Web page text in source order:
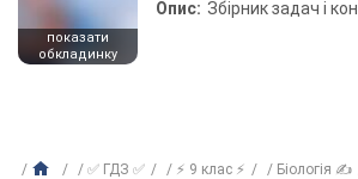
показати
обкладинку
Опис: Збірник задач і
✅ ГДЗ ✅ ⚡ 9 клас ⚡ Біологія ✍